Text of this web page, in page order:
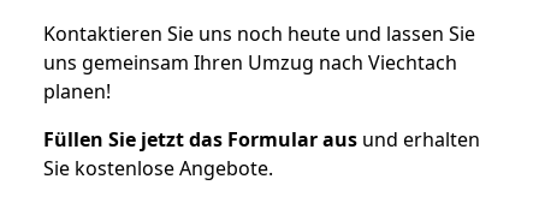
Kontaktieren Sie uns noch heute und lassen Sie
uns gemeinsam Ihren Umzug nach Viechtach
planen!
Füllen Sie jetzt das Formular aus und erhalten
Sie kostenlose Angebote.